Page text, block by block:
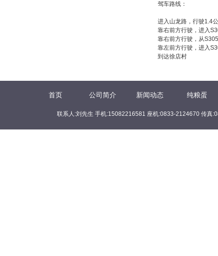
驾车路线：
进入山龙路，行驶1.4
靠右前方行驶，进入
靠右前方行驶，从
靠左前方行驶，进入
到达徐店村
首页 公司简介 新闻动态 纯粮蛋
联系人:刘先生 手机:15082216581 座机:0833-2124670 传真